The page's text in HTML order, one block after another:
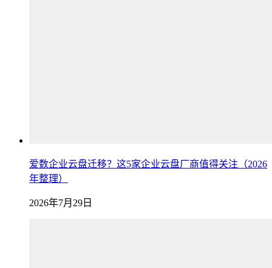
爱数企业云盘迁移？这5家企业云盘厂商值得关注（2026
年整理）
2026年7月29日